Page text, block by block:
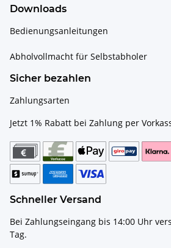
Downloads
Bedienungsanleitungen
Abholvollmacht für Selbstabholer
Sicher bezahlen
Zahlungsarten
Jetzt 1% Rabatt bei Zahlung per
Schneller Versand
Bei Zahlungseingang bis 14:00 Uhr
Tag.